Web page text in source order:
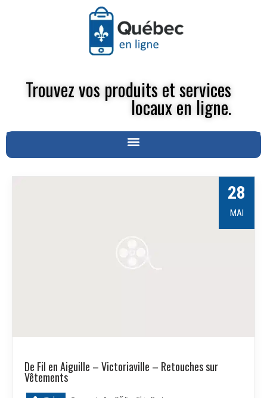
Trouvez vos produits et services
locaux en ligne.
28
MAI
De Fil en Aiguille – Victoriaville – Retouches sur
Vêtements